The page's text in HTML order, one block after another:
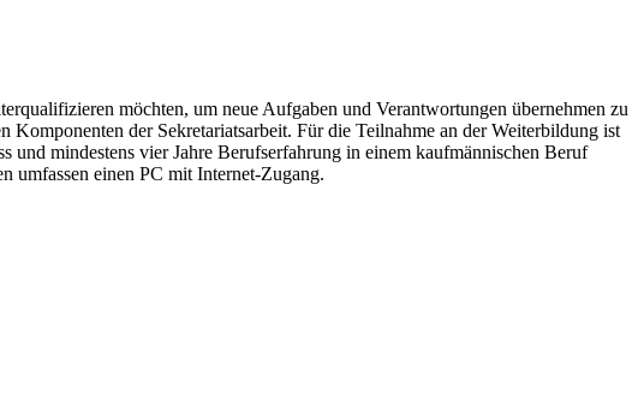
möchten, um neue Aufgaben und Verantwortungen übernehmen zu
Komponenten der Sekretariatsarbeit. Für die Teilnahme an der Weiterbildung ist
und mindestens vier Jahre Berufserfahrung in einem kaufmännischen Beruf
umfassen einen PC mit Internet-Zugang.